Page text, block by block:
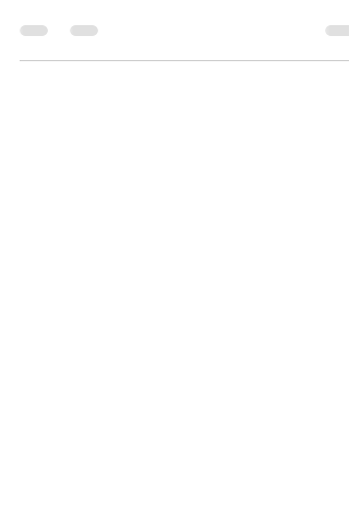
finansal kazanç sağlayan yatırımlardır....